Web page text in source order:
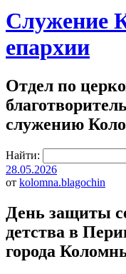
Служение
епархии
Отдел по
служению
Найти:
28.05.2026
от kolomna.blagochin
День защиты
детства в
города